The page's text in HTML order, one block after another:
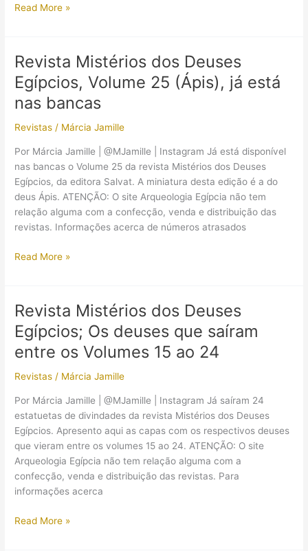
Revista
Egípcios,
Volume
26
(Hapi),
já
nas
bancas
Read More »
Revista Mistérios dos Deuses
Egípcios, Volume 25 (Ápis), já está
nas bancas
Revistas / Márcia Jamille
Por Márcia Jamille | @MJamille | Instagram Já está disponível
nas bancas o Volume 25 da revista Mistérios dos Deuses
Egípcios, da editora Salvat. A miniatura desta edição é a do
deus Ápis. ATENÇÃO: O site Arqueologia Egípcia não tem
relação alguma com a confecção, venda e distribuição das
revistas. Informações acerca de números atrasados
Revista
Egípcios,
Volume
25
(Ápis),
já
nas
bancas
Read More »
Revista Mistérios dos Deuses
Egípcios; Os deuses que saíram
entre os Volumes 15 ao 24
Revistas / Márcia Jamille
Por Márcia Jamille | @MJamille | Instagram Já saíram 24
estatuetas de divindades da revista Mistérios dos Deuses
Egípcios. Apresento aqui as capas com os respectivos deuses
que vieram entre os volumes 15 ao 24. ATENÇÃO: O site
Arqueologia Egípcia não tem relação alguma com a
confecção, venda e distribuição das revistas. Para
informações acerca
Revista
Read More »